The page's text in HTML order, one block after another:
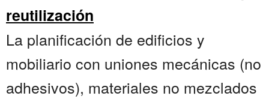
reutilización
La planificación de edificios y
mobiliario con uniones mecánicas (no
adhesivos), materiales no mezclados